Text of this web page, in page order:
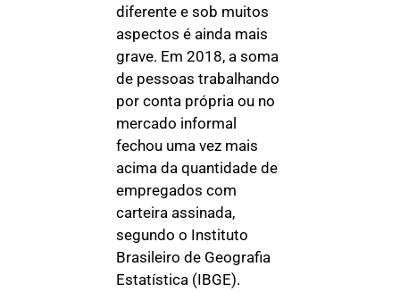
diferente e sob muitos
aspectos é ainda mais
grave. Em 2018, a soma
de pessoas trabalhando
por conta própria ou no
mercado informal
fechou uma vez mais
acima da quantidade de
empregados com
carteira assinada,
segundo o Instituto
Brasileiro de Geografia
Estatística (IBGE).